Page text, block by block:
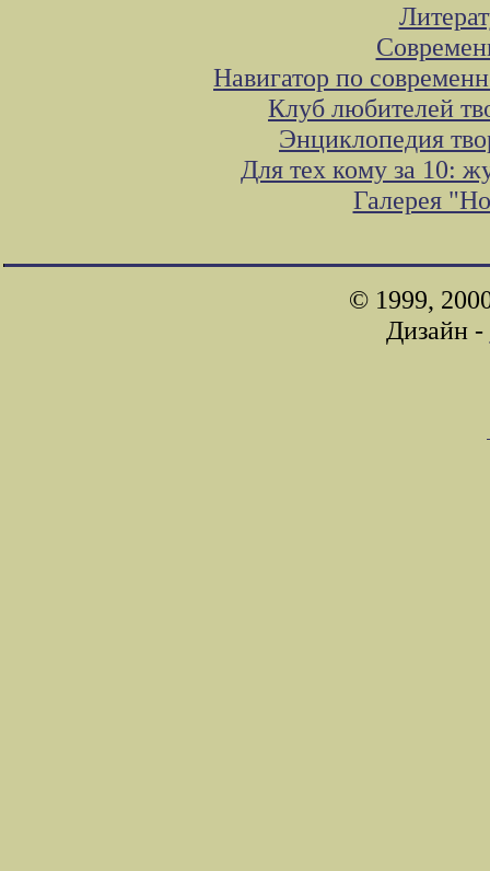
Навигатор по
Клуб любителей
Энциклопедия
Для тех кому за 10:
Галерея
© 1999,
Дизайн -